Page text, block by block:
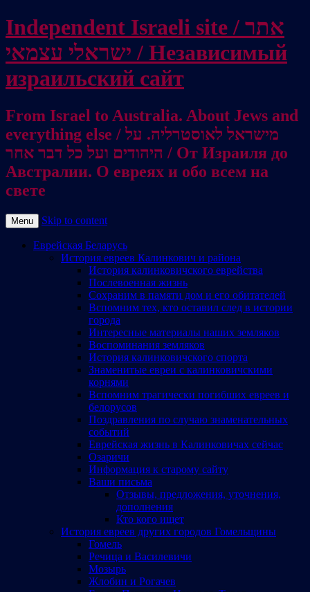
Independent Israeli site / אתר
ישראלי עצמאי / Независимый
израильский сайт
From Israel to Australia. About Jews and
everything else / מישראל לאוסטרליה. על
היהודים ועל כל דבר אחר / От Израиля до
Австралии. О евреях и обо всем на
свете
Menu Skip to content
Еврейская Беларусь
История евреев Калинкович и района
История калинковичского еврейства
Послевоенная жизнь
Сохраним в памяти дом и его обитателей
Вспомним тех, кто оставил след в истории
города
Интересные материалы наших земляков
Воспоминания земляков
История калинковичского спорта
Знаменитые евреи с калинковичскими
корнями
Вспомним трагически погибших евреев и
белорусов
Поздравления по случаю знаменательных
событий
Еврейская жизнь в Калинковичах сейчас
Озаричи
Информация к старому сайту
Ваши письма
Отзывы, предложения, уточнения,
дополнения
Кто кого ищет
История евреев других городов Гомельщины
Гомель
Речица и Василевичи
Мозырь
Жлобин и Рогачев